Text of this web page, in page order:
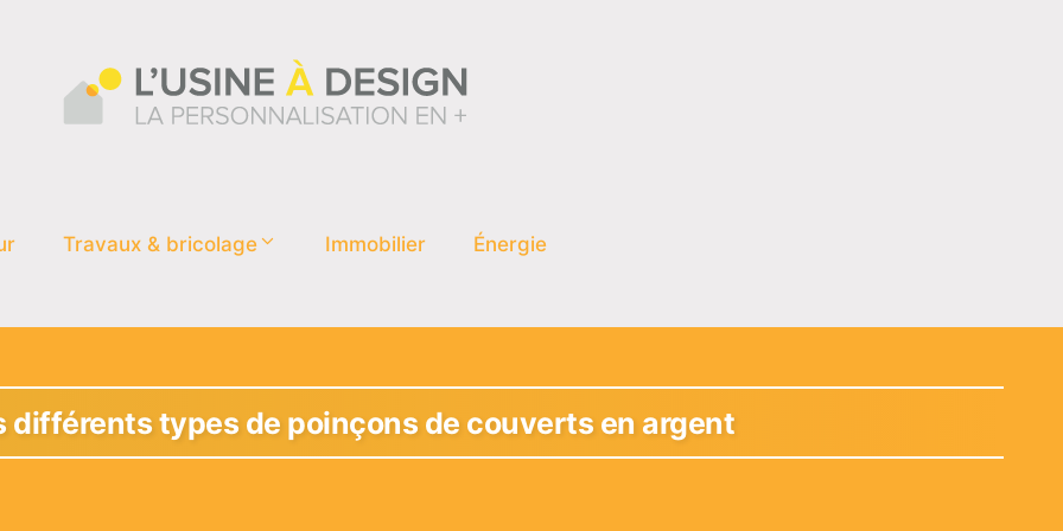
Travaux & bricolage Immobilier Énergie
différents types de poinçons de couverts en argent